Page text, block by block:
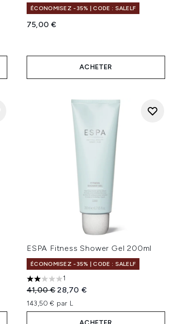
ÉCONOMISEZ -35% | CODE : SALELF
75,00 €
ACHETER
ESPA Fitness Shower Gel 200ml
ÉCONOMISEZ -35% | CODE : SALELF
2 étoiles sur un maximum de 5
1
Prix de vente :
41,00 €Prix ​​actuel :
28,70 €
143,50 € par L